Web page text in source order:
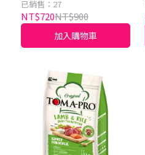
已銷售：27
NT$720NT$900
加入購物車